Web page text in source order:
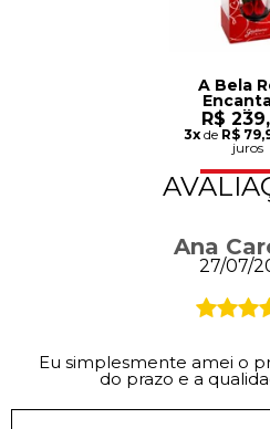
A Bela
Vermelha
Love
R$
3xde R$
juros
Ana
27/07/
Eu simplesmente amei o
do prazo e a